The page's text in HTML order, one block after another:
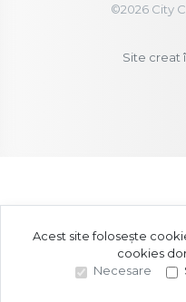
©2026City
Site creat
Acest site folosește
cookies
Necesare